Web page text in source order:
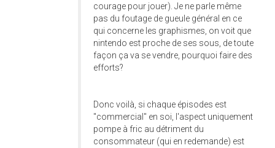
courage pour jouer). Je ne parle même
pas du foutage de gueule général en ce
qui concerne les graphismes, on voit que
nintendo est proche de ses sous, de toute
façon ça va se vendre, pourquoi faire des
efforts?
Donc voilà, si chaque épisodes est
"commercial" en soi, l'aspect uniquement
pompe à fric au détriment du
consommateur (qui en redemande) est